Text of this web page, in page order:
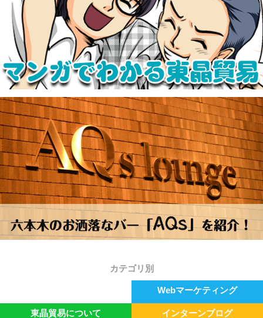
カテゴリ別
Webマーケティング
東晶貿易について インターンブログ